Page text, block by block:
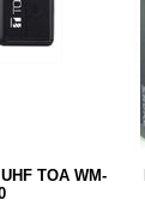
TOA WM-